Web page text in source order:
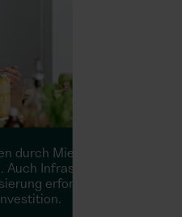
durch Miete, Personal
Auch Infrastruktur,
erfordern eine